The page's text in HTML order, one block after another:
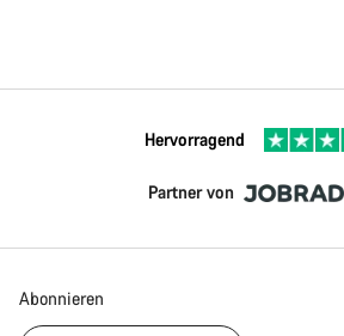
Hervorragend
Partner von
Abonnieren